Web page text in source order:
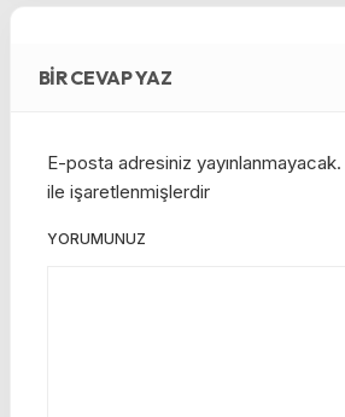
BIR CEVAP YAZ
E-posta adresiniz yayınlanmayacak.
ile işaretlenmişlerdir
YORUMUNUZ